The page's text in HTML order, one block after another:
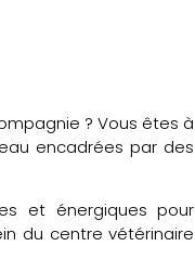
? Vous êtes à
encadrées par des
et énergiques pour
du centre vétérinaire